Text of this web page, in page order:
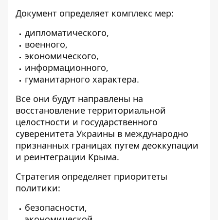
Документ определяет комплекс мер:
дипломатического,
военного,
экономического,
информационного,
гуманитарного характера.
Все они будут направлены на
восстановление территориальной
целостности и государственного
суверенитета Украины в международно
признанных границах путем деоккупации
и реинтеграции Крыма.
Стратегия определяет приоритеты
политики:
безопасности,